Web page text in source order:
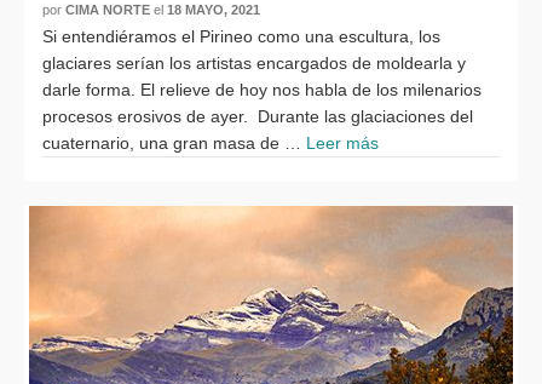
por CIMA NORTE el 18 MAYO, 2021
Si entendiéramos el Pirineo como una escultura, los
glaciares serían los artistas encargados de moldearla y
darle forma. El relieve de hoy nos habla de los milenarios
procesos erosivos de ayer. Durante las glaciaciones del
cuaternario, una gran masa de … Leer más